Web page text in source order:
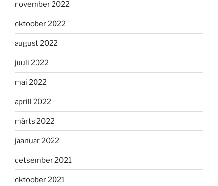
november 2022
oktoober 2022
august 2022
juuli 2022
mai 2022
aprill 2022
märts 2022
jaanuar 2022
detsember 2021
oktoober 2021